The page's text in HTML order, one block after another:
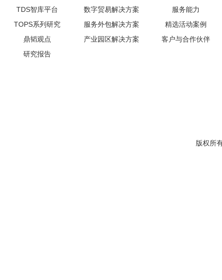
TDS智库平台
TOPS系列研究
鼎韬观点
研究报告
数字贸易解决方案
服务外包解决方案
产业园区解决方案
服务能力
精选活动案例
客户与合作伙伴
版权所